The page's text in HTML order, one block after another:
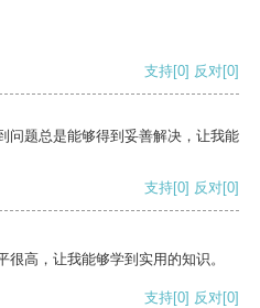
支持[0] 反对[0]
问题总是能够得到妥善解决，让我能
支持[0] 反对[0]
高，让我能够学到实用的知识。
支持[0] 反对[0]